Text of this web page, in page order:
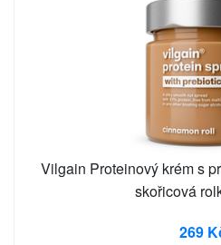
Vilgain Proteinový krém s
skořicová
269